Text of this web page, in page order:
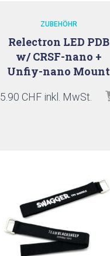
ZUBEHÖHR
Relectron LED PDB
w/ CRSF-nano +
Unfiy-nano Mount
5.90 CHF inkl. MwSt.